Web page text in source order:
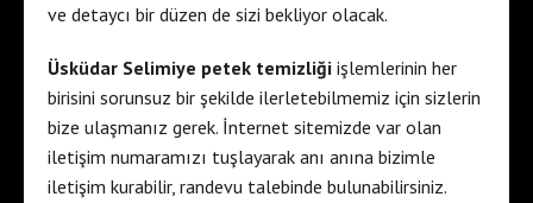
ve detaycı bir düzen de sizi bekliyor olacak.
Üsküdar Selimiye petek temizliği işlemlerinin her
birisini sorunsuz bir şekilde ilerletebilmemiz için sizlerin
bize ulaşmanız gerek. İnternet sitemizde var olan
iletişim numaramızı tuşlayarak anı anına bizimle
iletişim kurabilir, randevu talebinde bulunabilirsiniz.